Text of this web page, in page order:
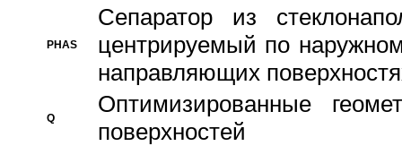
PHAS
Сепаратор из
центрируемый по
направляющих
Q
Оптимизированные
поверхностей